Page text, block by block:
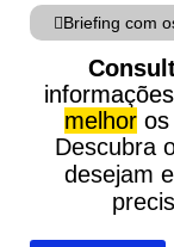
Briefing com
melhor
Descubra
desejam